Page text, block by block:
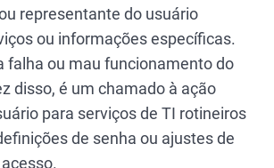
representante do usuário
ou informações específicas.
falha ou mau funcionamento do
disso, é um chamado à ação
para serviços de TI rotineiros
de senha ou ajustes de